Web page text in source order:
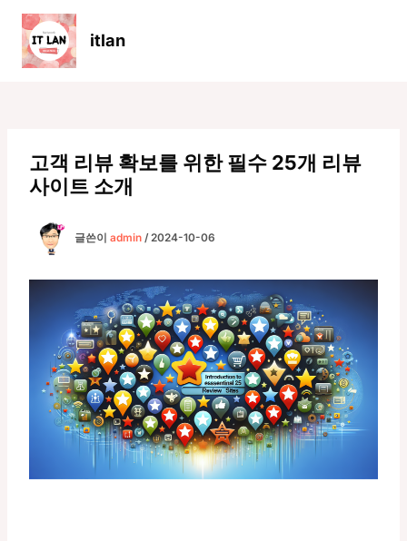
itlan
고객 리뷰 확보를 위한 필수 25개 리뷰
사이트 소개
글쓴이 admin /2024-10-06